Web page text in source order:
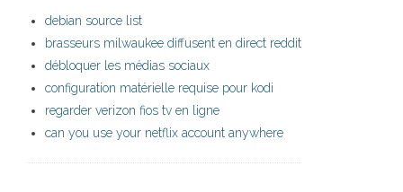
debian source list
brasseurs milwaukee diffusent en direct reddit
débloquer les médias sociaux
configuration matérielle requise pour kodi
regarder verizon fios tv en ligne
can you use your netflix account anywhere